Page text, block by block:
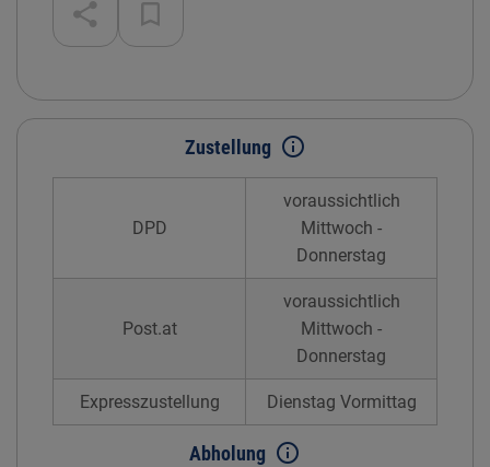
Zustellung info_outline
DPD
voraussichtlich
Mittwoch -
Donnerstag
Post.at
voraussichtlich
Mittwoch -
Donnerstag
Expresszustellung Dienstag Vormittag
Abholung info_outline